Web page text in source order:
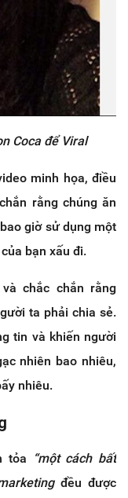
Coca để Viral
minh họa, điều
rằng chúng ăn
giờ sử dụng một
bạn xấu đi.
chắc chắn rằng
ta phải chia sẻ.
tin và khiến người
nhiên bao nhiêu,
nhiêu.
tỏa “một cách bất
đều được